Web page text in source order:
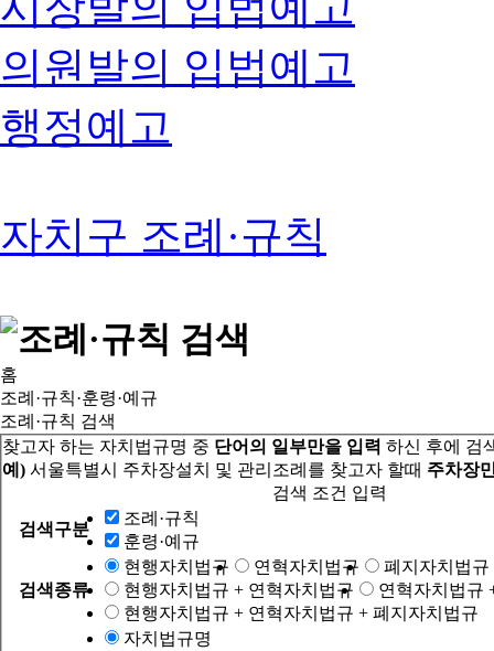
의원발의 입법예고
행정예고
자치구 조례·규칙
홈
조례·규칙·훈령·예규
조례·규칙 검색
찾고자 하는 자치법규명 중 단어의 일부만을 입력 하신 후에 검
예) 서울특별시 주차장설치 및 관리조례를 찾고자 할때 주차장
검색 조건 입력
검색구분
조례·규칙
훈령·예규
검색종류
현행자치법규 연혁자치법규
폐지자치법규
현행자치법규 + 연혁자치법규
연혁자치법규
현행자치법규 + 연혁자치법규 + 폐지자치법규
자치법규명